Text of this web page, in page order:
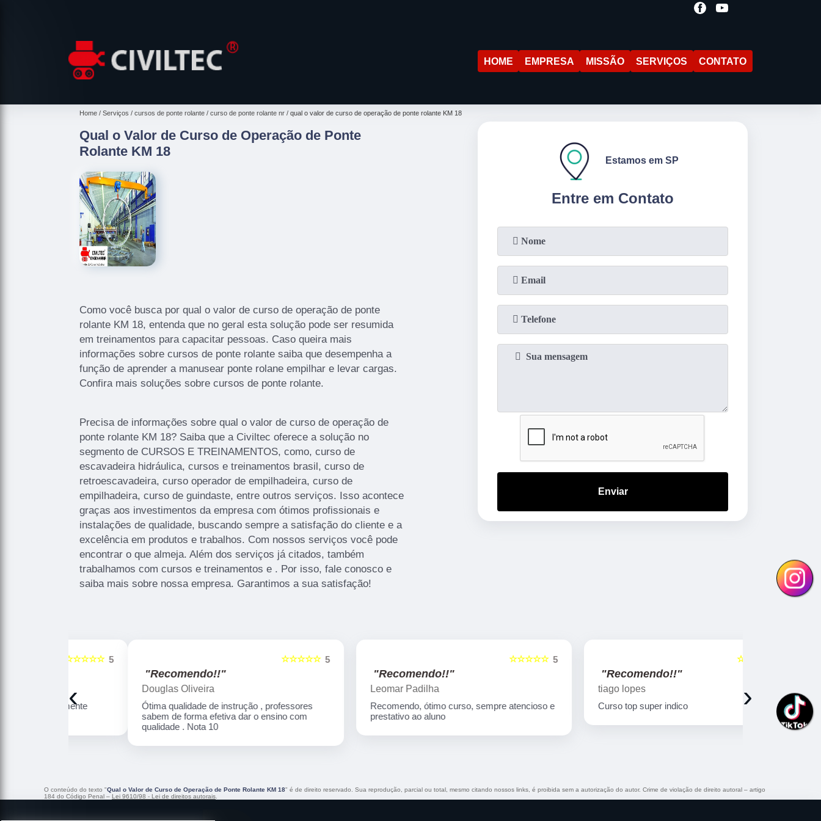
HOME EMPRESA MISSÃO SERVIÇOS CONTATO
Home Serviços cursos de ponte rolante curso de ponte rolante nr qual o valor de curso de operação de ponte rolante KM 18
Qual o Valor de Curso de Operação de Ponte
Rolante KM 18
Como você busca por qual o valor de curso de operação de ponte
rolante KM 18, entenda que no geral esta solução pode ser resumida
em treinamentos para capacitar pessoas. Caso queira mais
informações sobre cursos de ponte rolante saiba que desempenha a
função de aprender a manusear ponte rolane empilhar e levar cargas.
Confira mais soluções sobre cursos de ponte rolante.
Precisa de informações sobre qual o valor de curso de operação de
ponte rolante KM 18? Saiba que a Civiltec oferece a solução no
segmento de CURSOS E TREINAMENTOS, como, curso de
escavadeira hidráulica, cursos e treinamentos brasil, curso de
retroescavadeira, curso operador de empilhadeira, curso de
empilhadeira, curso de guindaste, entre outros serviços. Isso acontece
graças aos investimentos da empresa com ótimos profissionais e
instalações de qualidade, buscando sempre a satisfação do cliente e a
excelência em produtos e trabalhos. Com nossos serviços você pode
encontrar o que almeja. Além dos serviços já citados, também
trabalhamos com cursos e treinamentos e . Por isso, fale conosco e
saiba mais sobre nossa empresa. Garantimos a sua satisfação!
Entre em Contato
Estamos em SP
Enviar
"Recomendo!!"
Douglas Oliveira
Ótima qualidade de instrução , professores
sabem de forma efetiva dar o ensino com
qualidade . Nota 10
"Recomendo!!"
Leomar Padilha
Recomendo, ótimo curso, sempre atencioso e
prestativo ao aluno
"Recomendo!!"
Curso top super indico
Curso
qualificado!
‹ ›
O conteúdo do texto "Qual o Valor de Curso de Operação de Ponte Rolante KM 18" é de direito reservado. Sua reprodução, parcial ou total, mesmo citando nossos links, é proibida sem a autorização do autor. Crime de violação de direito autoral – artigo
184 do Código Penal – Lei 9610/98 - Lei de direitos autorais